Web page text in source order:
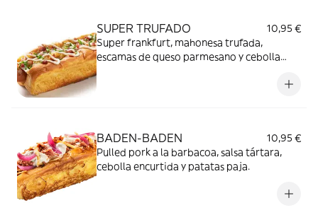
SUPER TRUFADO
10,95 €
Super frankfurt, mahonesa trufada,
escamas de queso parmesano y cebolla
BADEN-BADEN
10,95 €
Pulled pork a la barbacoa, salsa tártara,
cebolla encurtida y patatas paja.